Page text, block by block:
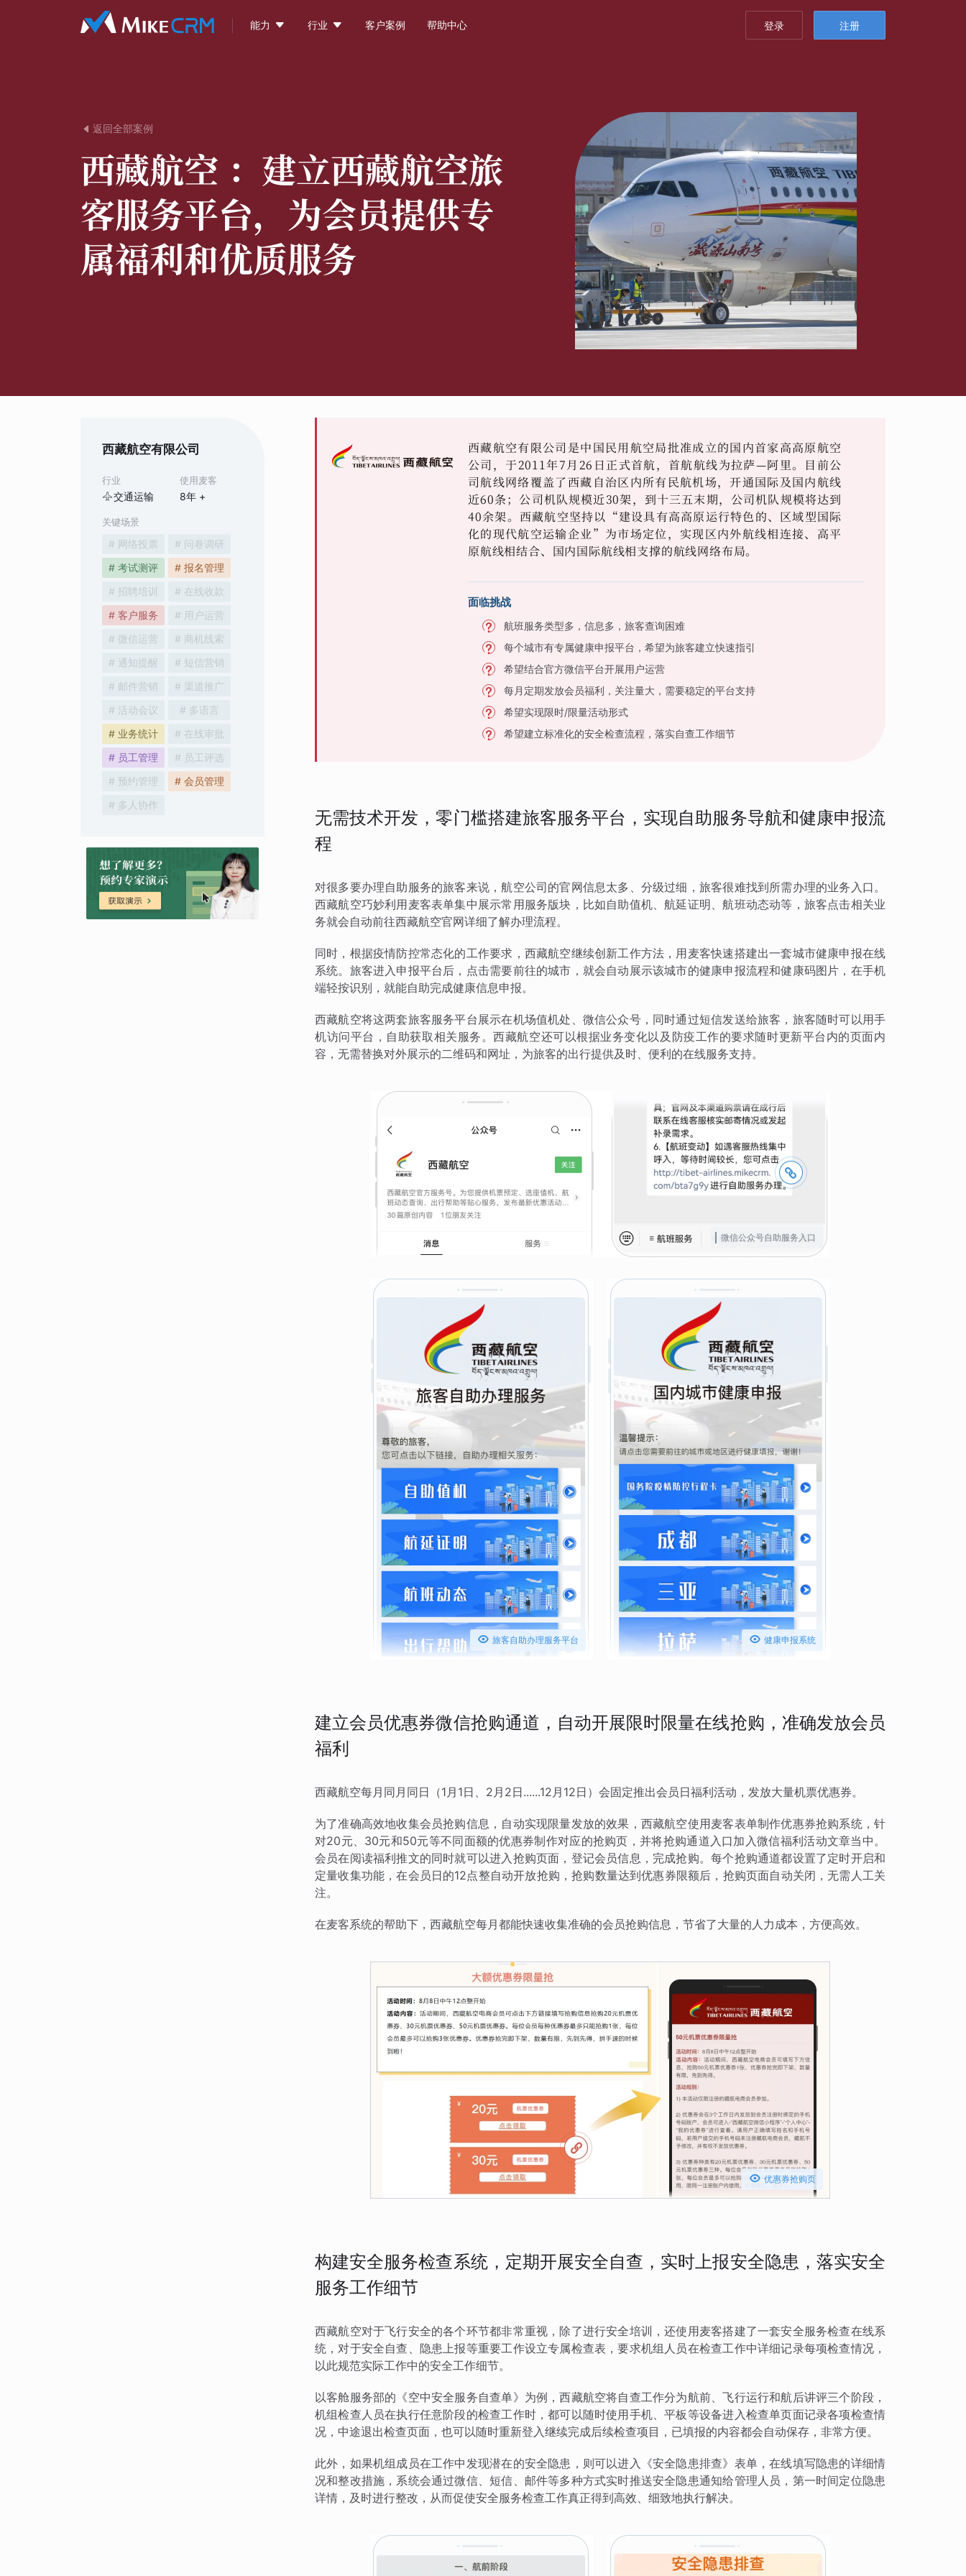
能力  行业  客户案例 帮助中心 登录 注册
 返回全部案例
西藏航空 ： 建立西藏航空旅
客服务平台，为会员提供专
属福利和优质服务
西藏航空有限公司
行业
交通运输
使用麦客
8年 +
关键场景
# 网络投票
# 问卷调研
# 考试测评
# 报名管理
# 招聘培训
# 在线收款
# 客户服务
# 用户运营
# 微信运营
# 商机线索
# 通知提醒
# 短信营销
# 邮件营销
# 渠道推广
# 活动会议
# 多语言
# 业务统计
# 在线审批
# 员工管理
# 员工评选
# 预约管理
# 会员管理
# 多人协作
西藏航空有限公司是中国民用航空局批准成立的国内首家高高原航空
公司，于2011年7月26日正式首航，首航航线为拉萨—阿里。目前公
司航线网络覆盖了西藏自治区内所有民航机场，开通国际及国内航线
近60条；公司机队规模近30架，到十三五末期，公司机队规模将达到
40余架。西藏航空坚持以“建设具有高高原运行特色的、区域型国际
化的现代航空运输企业”为市场定位，实现区内外航线相连接、高平
原航线相结合、国内国际航线相支撑的航线网络布局。
面临挑战
航班服务类型多，信息多，旅客查询困难
每个城市有专属健康申报平台，希望为旅客建立快速指引
希望结合官方微信平台开展用户运营
每月定期发放会员福利，关注量大，需要稳定的平台支持
希望实现限时/限量活动形式
希望建立标准化的安全检查流程，落实自查工作细节
无需技术开发，零门槛搭建旅客服务平台，实现自助服务导航和健康申报流
程
对很多要办理自助服务的旅客来说，航空公司的官网信息太多、分级过细，旅客很难找到所需办理的业务入口。
西藏航空巧妙利用麦客表单集中展示常用服务版块，比如自助值机、航延证明、航班动态动等，旅客点击相关业
务就会自动前往西藏航空官网详细了解办理流程。
同时，根据疫情防控常态化的工作要求，西藏航空继续创新工作方法，用麦客快速搭建出一套城市健康申报在线
系统。旅客进入申报平台后，点击需要前往的城市，就会自动展示该城市的健康申报流程和健康码图片，在手机
端轻按识别，就能自助完成健康信息申报。
西藏航空将这两套旅客服务平台展示在机场值机处、微信公众号，同时通过短信发送给旅客，旅客随时可以用手
机访问平台，自助获取相关服务。西藏航空还可以根据业务变化以及防疫工作的要求随时更新平台内的页面内
容，无需替换对外展示的二维码和网址，为旅客的出行提供及时、便利的在线服务支持。
微信公众号自助服务入口
 旅客自助办理服务平台  健康申报系统
建立会员优惠券微信抢购通道，自动开展限时限量在线抢购，准确发放会员
福利
西藏航空每月同月同日（1月1日、2月2日......12月12日）会固定推出会员日福利活动，发放大量机票优惠券。
为了准确高效地收集会员抢购信息，自动实现限量发放的效果，西藏航空使用麦客表单制作优惠券抢购系统，针
对20元、30元和50元等不同面额的优惠券制作对应的抢购页，并将抢购通道入口加入微信福利活动文章当中。
会员在阅读福利推文的同时就可以进入抢购页面，登记会员信息，完成抢购。每个抢购通道都设置了定时开启和
定量收集功能，在会员日的12点整自动开放抢购，抢购数量达到优惠券限额后，抢购页面自动关闭，无需人工关
注。
在麦客系统的帮助下，西藏航空每月都能快速收集准确的会员抢购信息，节省了大量的人力成本，方便高效。
 优惠券抢购页
构建安全服务检查系统，定期开展安全自查，实时上报安全隐患，落实安全
服务工作细节
西藏航空对于飞行安全的各个环节都非常重视，除了进行安全培训，还使用麦客搭建了一套安全服务检查在线系
统，对于安全自查、隐患上报等重要工作设立专属检查表，要求机组人员在检查工作中详细记录每项检查情况，
以此规范实际工作中的安全工作细节。
以客舱服务部的《空中安全服务自查单》为例，西藏航空将自查工作分为航前、飞行运行和航后讲评三个阶段，
机组检查人员在执行任意阶段的检查工作时，都可以随时使用手机、平板等设备进入检查单页面记录各项检查情
况，中途退出检查页面，也可以随时重新登入继续完成后续检查项目，已填报的内容都会自动保存，非常方便。
此外，如果机组成员在工作中发现潜在的安全隐患，则可以进入《安全隐患排查》表单，在线填写隐患的详细情
况和整改措施，系统会通过微信、短信、邮件等多种方式实时推送安全隐患通知给管理人员，第一时间定位隐患
详情，及时进行整改，从而促使安全服务检查工作真正得到高效、细致地执行解决。